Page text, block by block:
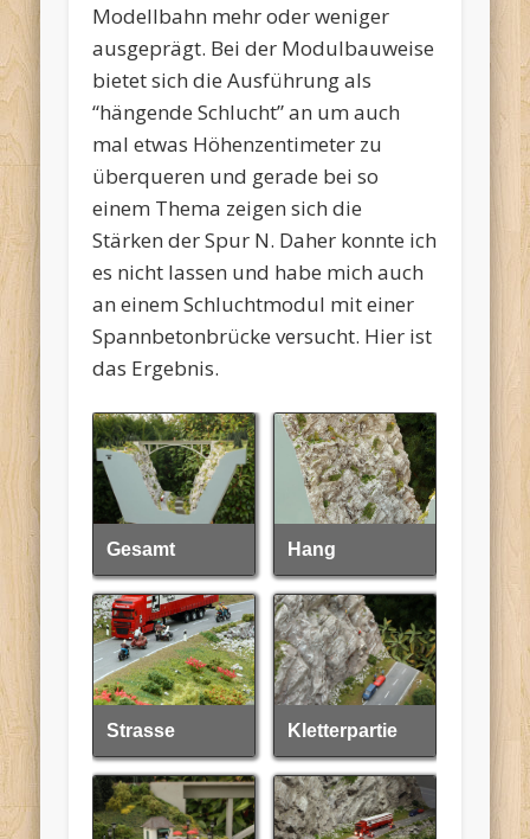
Modellbahn mehr oder weniger
ausgeprägt. Bei der Modulbauweise
bietet sich die Ausführung als
“hängende Schlucht” an um auch
mal etwas Höhenzentimeter zu
überqueren und gerade bei so
einem Thema zeigen sich die
Stärken der Spur N. Daher konnte ich
es nicht lassen und habe mich auch
an einem Schluchtmodul mit einer
Spannbetonbrücke versucht. Hier ist
das Ergebnis.
Gesamt
Gesamt
Hang
Hang
Strasse
Strasse
Kletterpartie
Kletterpartie
Ausflugsplatform Bei_Nacht